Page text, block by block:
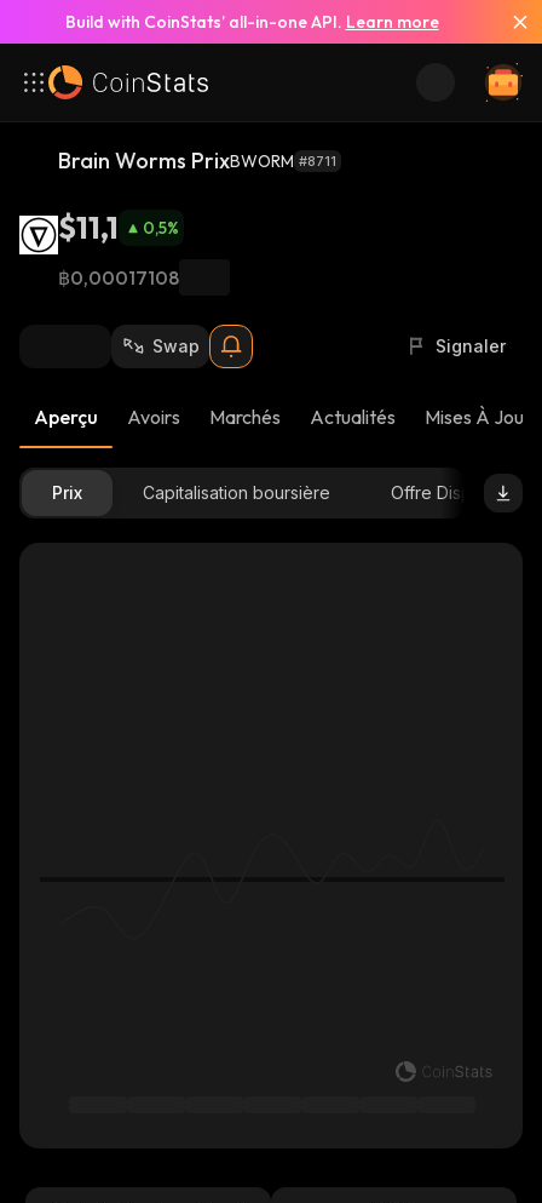
Build with CoinStats’ all-in-one API. Learn more
Brain Worms PrixBWORM #8711
$11,1 0,5%
฿0,00017108
Swap Signaler
Aperçu Avoirs Marchés Actualités Mises À Jour
Prix Capitalisation boursière Offre Disponible